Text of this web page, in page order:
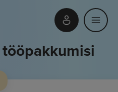
tööpakkumisi